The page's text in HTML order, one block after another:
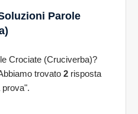
Parole
Crociate (Cruciverba)?
trovato 2 risposta
prova".